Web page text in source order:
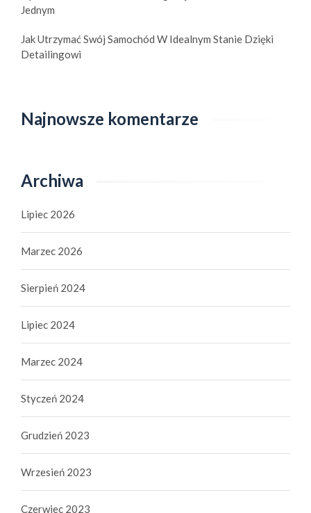
Jednym
Jak Utrzymać Swój Samochód W Idealnym Stanie Dzięki
Detailingowi
Najnowsze komentarze
Archiwa
Lipiec 2026
Marzec 2026
Sierpień 2024
Lipiec 2024
Marzec 2024
Styczeń 2024
Grudzień 2023
Wrzesień 2023
Czerwiec 2023